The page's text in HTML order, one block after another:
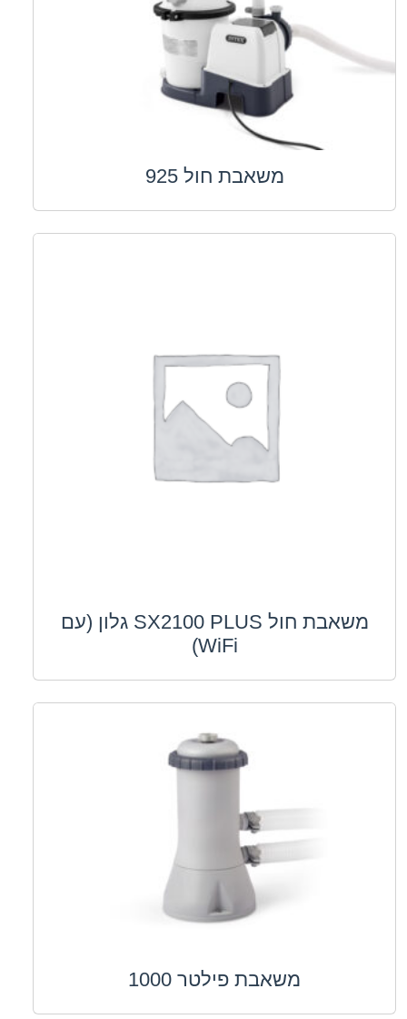
משאבת חול 925
משאבת חול SX2100 PLUS גלון (עם
WiFi)
משאבת פילטר 1000